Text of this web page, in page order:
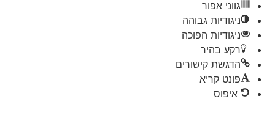
גווני אפור
ניגודיות גבוהה
ניגודיות הפוכה
רקע בהיר
הדגשת קישורים
פונט קריא
איפוס